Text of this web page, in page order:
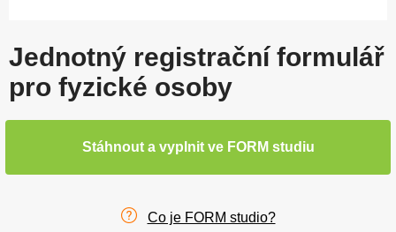
Jednotný registrační formulář
pro fyzické osoby
Stáhnout a vyplnit ve FORM studiu
Co je FORM studio?